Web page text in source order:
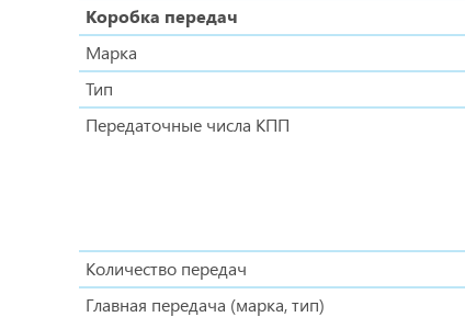
Коробка передач
Марка
Тип
Передаточные числа КПП
Количество передач
Главная передача (марка, тип)